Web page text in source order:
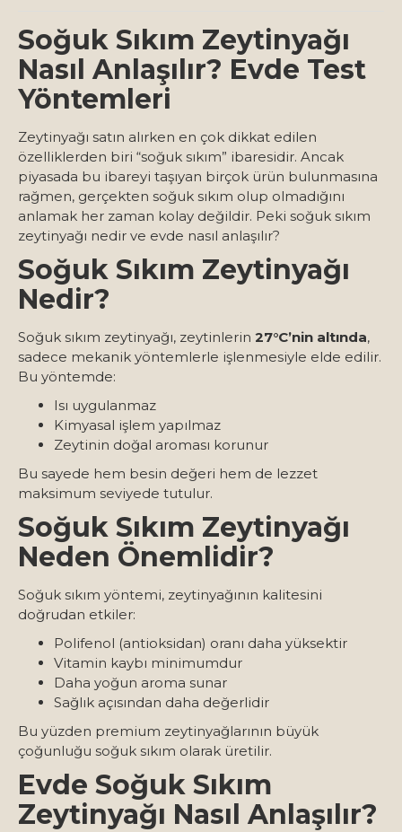
Soğuk Sıkım Zeytinyağı
Nasıl Anlaşılır? Evde Test
Yöntemleri
Zeytinyağı satın alırken en çok dikkat edilen
özelliklerden biri “soğuk sıkım” ibaresidir. Ancak
piyasada bu ibareyi taşıyan birçok ürün bulunmasına
rağmen, gerçekten soğuk sıkım olup olmadığını
anlamak her zaman kolay değildir. Peki soğuk sıkım
zeytinyağı nedir ve evde nasıl anlaşılır?
Soğuk Sıkım Zeytinyağı
Nedir?
Soğuk sıkım zeytinyağı, zeytinlerin 27°C’nin altında,
sadece mekanik yöntemlerle işlenmesiyle elde edilir.
Bu yöntemde:
Isı uygulanmaz
Kimyasal işlem yapılmaz
Zeytinin doğal aroması korunur
Bu sayede hem besin değeri hem de lezzet
maksimum seviyede tutulur.
Soğuk Sıkım Zeytinyağı
Neden Önemlidir?
Soğuk sıkım yöntemi, zeytinyağının kalitesini
doğrudan etkiler:
Polifenol (antioksidan) oranı daha yüksektir
Vitamin kaybı minimumdur
Daha yoğun aroma sunar
Sağlık açısından daha değerlidir
Bu yüzden premium zeytinyağlarının büyük
çoğunluğu soğuk sıkım olarak üretilir.
Evde Soğuk Sıkım
Zeytinyağı Nasıl Anlaşılır?